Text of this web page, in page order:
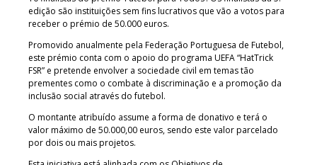
edição são instituições sem fins lucrativos que vão a votos para
receber o prémio de 50.000 euros.
Promovido anualmente pela Federação Portuguesa de Futebol,
este prémio conta com o apoio do programa UEFA “HatTrick
FSR” e pretende envolver a sociedade civil em temas tão
prementes como o combate à discriminação e a promoção da
inclusão social através do futebol.
O montante atribuído assume a forma de donativo e terá o
valor máximo de 50.000,00 euros, sendo este valor parcelado
por dois ou mais projetos.